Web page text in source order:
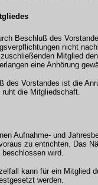
Beschluß des
nicht
Mitglied
eine Anhörung
des Vorstandes ist die
die Mitgliedschaft.
Aufnahme- und
zu entrichten. Das
wird.
kann für ein Mitglied
werden.